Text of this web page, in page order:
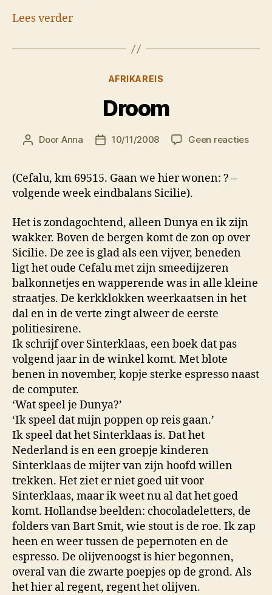
Lees verder
Categorieën
AFRIKAREIS
Droom
Berichtauteur
Door Anna Berichtdatum
10/11/2008 Geen reactiesop
(Cefalu, km 69515. Gaan we hier wonen: ? –
volgende week eindbalans Sicilie).
Het is zondagochtend, alleen Dunya en ik zijn
wakker. Boven de bergen komt de zon op over
Sicilie. De zee is glad als een vijver, beneden
ligt het oude Cefalu met zijn smeedijzeren
balkonnetjes en wapperende was in alle kleine
straatjes. De kerkklokken weerkaatsen in het
dal en in de verte zingt alweer de eerste
politiesirene.
Ik schrijf over Sinterklaas, een boek dat pas
volgend jaar in de winkel komt. Met blote
benen in november, kopje sterke espresso naast
de computer.
‘Wat speel je Dunya?’
‘Ik speel dat mijn poppen op reis gaan.’
Ik speel dat het Sinterklaas is. Dat het
Nederland is en een groepje kinderen
Sinterklaas de mijter van zijn hoofd willen
trekken. Het ziet er niet goed uit voor
Sinterklaas, maar ik weet nu al dat het goed
komt. Hollandse beelden: chocoladeletters, de
folders van Bart Smit, wie stout is de roe. Ik zap
heen en weer tussen de pepernoten en de
espresso. De olijvenoogst is hier begonnen,
overal van die zwarte poepjes op de grond. Als
het hier al regent, regent het olijven.